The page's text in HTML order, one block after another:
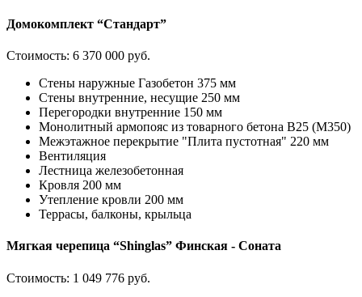
Домокомплект “Стандарт”
Стоимость: 6 370 000 руб.
Стены наружные Газобетон 375 мм
Стены внутренние, несущие 250 мм
Перегородки внутренние 150 мм
Монолитный армопояс из товарного бетона В25 (М350)
Межэтажное перекрытие "Плита пустотная" 220 мм
Вентиляция
Лестница железобетонная
Кровля 200 мм
Утепление кровли 200 мм
Террасы, балконы, крыльца
Мягкая черепица “Shinglas” Финская - Соната
Стоимость: 1 049 776 руб.